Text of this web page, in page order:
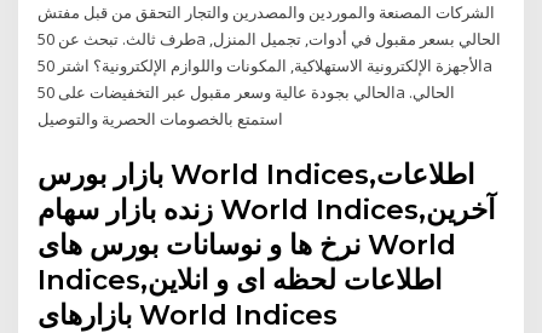
الشركات المصنعة والموردين والمصدرين والتجار التحقق من قبل مفتش
طرف ثالث. تبحث عن 50a الحالي بسعر مقبول في أدوات, تجميل المنزل,
الأجهزة الإلكترونية الاستهلاكية, المكونات واللوازم الإلكترونية؟ اشتر 50a
الحالي بجودة عالية وسعر مقبول عبر التخفيضات على 50a الحالي.
استمتع بالخصومات الحصرية والتوصيل
بازار بورس World Indices,اطلاعات
زنده بازار سهام World Indices,آخرین
نرخ ها و نوسانات بورس های World
Indices,اطلاعات لحظه ای و انلاین
بازارهای World Indices